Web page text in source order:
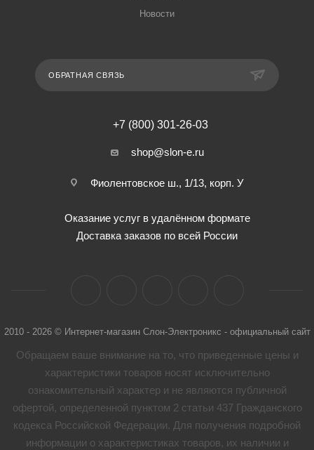
Новости
ОБРАТНАЯ СВЯЗЬ
+7 (800) 301-26-03
shop@slon-e.ru
Фиолентовское ш., 1/13, корп. У
Оказание услуг в удалённом формате
Доставка заказов по всей России
2010 - 2026 © Интернет-магазин Слон-Электроникс - официальный сайт
Обращаем ваше внимание на то, что приведенные цены и
характеристики товaров носят исключительно
ознакомительный характер и не являются публичной
офертой, определенной пунктом 2 статьи 437 Гражданского
кодекса Российской Федерации. Для получения подробной
информации о характеристиках товaров, их наличии и